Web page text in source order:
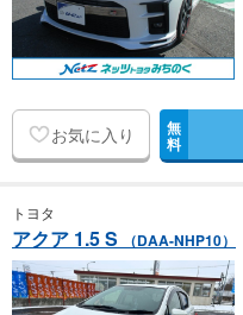
お気に入り 無
料
トヨタ
アクア 1.5 S （DAA-NHP10）